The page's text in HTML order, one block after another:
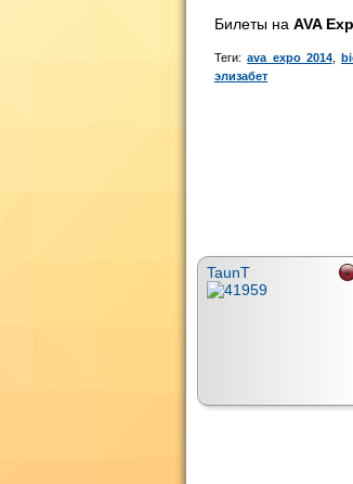
Билеты на AVA
Теги:ava expo 2014,
элизабет
TaunT